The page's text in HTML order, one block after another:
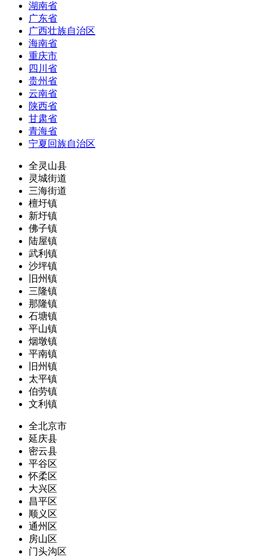
湖南省
广东省
广西壮族自治区
海南省
重庆市
四川省
贵州省
云南省
陕西省
甘肃省
青海省
宁夏回族自治区
全灵山县
灵城街道
三海街道
檀圩镇
新圩镇
佛子镇
陆屋镇
武利镇
沙坪镇
旧州镇
三隆镇
那隆镇
石塘镇
平山镇
烟墩镇
平南镇
旧州镇
太平镇
伯劳镇
文利镇
全北京市
延庆县
密云县
平谷区
怀柔区
大兴区
昌平区
顺义区
通州区
房山区
门头沟区